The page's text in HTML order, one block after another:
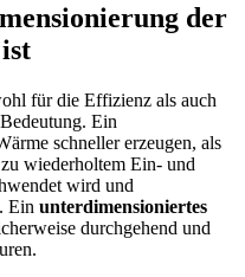
der
für die Effizienz als auch
Ein
schneller erzeugen, als
wiederholtem Ein- und
wird und
Ein unterdimensioniertes
durchgehend und